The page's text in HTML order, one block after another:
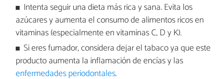
Intenta seguir una dieta más rica y sana. Evita los
azúcares y aumenta el consumo de alimentos ricos en
vitaminas (especialmente en vitaminas C, D y K).
Si eres fumador, considera dejar el tabaco ya que este
producto aumenta la inflamación de encías y las
enfermedades periodontales.